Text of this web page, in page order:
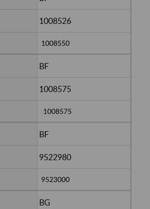
1008526
1008550
BF
1008575
1008575
BF
9522980
9523000
BG